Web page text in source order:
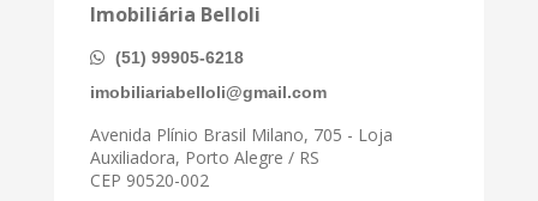
Imobiliária Belloli
(51) 99905-6218
imobiliariabelloli@gmail.com
Avenida Plínio Brasil Milano, 705 - Loja
Auxiliadora, Porto Alegre / RS
CEP 90520-002